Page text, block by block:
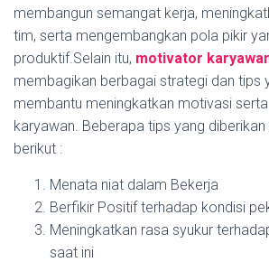
membangun semangat kerja,
tim, serta mengembangkan pola pikir
produktif.Selain itu, motivator
membagikan berbagai strategi dan tips
membantu meningkatkan motivasi
karyawan. Beberapa tips yang
berikut :
Menata niat dalam Bekerja
Berfikir Positif terhadap kondisi
Meningkatkan rasa syukur
saat ini